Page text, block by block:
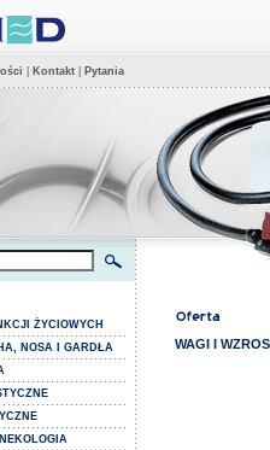
Kontakt Pytania
ŻYCIOWYCH
NOSA I GARDŁA WAGI I